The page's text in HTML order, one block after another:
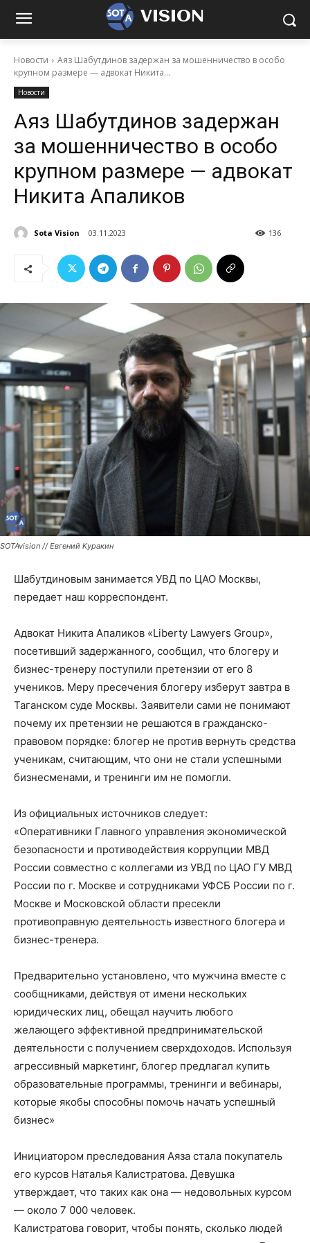
VISION
Новости
Аяз Шабутдинов задержан за мошенничество в особо
крупном размере — адвокат Никита...
Новости
Аяз Шабутдинов задержан
за мошенничество в особо
крупном размере — адвокат
Никита Апаликов
Sota Vision 03.11.2023 136
SOTAvision // Евгений Куракин
Шабутдиновым занимается УВД по ЦАО Москвы,
передает наш корреспондент.
Адвокат Никита Апаликов «Liberty Lawyers Group»,
посетивший задержанного, сообщил, что блогеру и
бизнес-тренеру поступили претензии от его 8
учеников. Меру пресечения блогеру изберут завтра в
Таганском суде Москвы. Заявители сами не понимают
почему их претензии не решаются в гражданско-
правовом порядке: блогер не против вернуть средства
ученикам, считающим, что они не стали успешными
бизнесменами, и тренинги им не помогли.
Из официальных источников следует:
«Оперативники Главного управления экономической
безопасности и противодействия коррупции МВД
России совместно с коллегами из УВД по ЦАО ГУ МВД
России по г. Москве и сотрудниками УФСБ России по г.
Москве и Московской области пресекли
противоправную деятельность известного блогера и
бизнес-тренера.
Предварительно установлено, что мужчина вместе с
сообщниками, действуя от имени нескольких
юридических лиц, обещал научить любого
желающего эффективной предпринимательской
деятельности с получением сверхдоходов. Используя
агрессивный маркетинг, блогер предлагал купить
образовательные программы, тренинги и вебинары,
которые якобы способны помочь начать успешный
бизнес»
Инициатором преследования Аяза стала покупатель
его курсов Наталья Калистратова. Девушка
утверждает, что таких как она — недовольных курсом
— около 7 000 человек.
Калистратова говорит, чтобы понять, сколько людей